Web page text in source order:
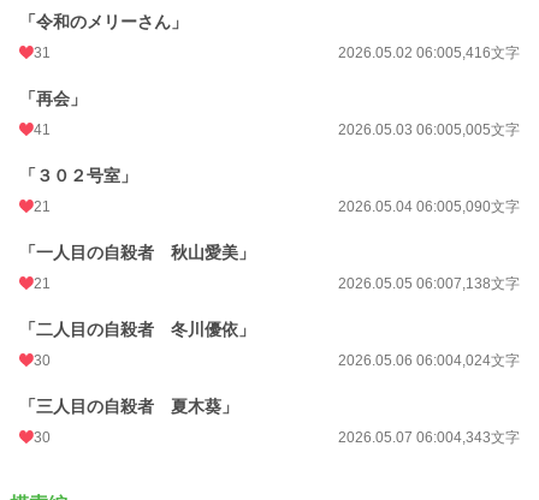
「令和のメリーさん」
31 2026.05.02 06:005,416文字
「再会」
41 2026.05.03 06:005,005文字
「３０２号室」
21 2026.05.04 06:005,090文字
「一人目の自殺者 秋山愛美」
21 2026.05.05 06:007,138文字
「二人目の自殺者 冬川優依」
30 2026.05.06 06:004,024文字
「三人目の自殺者 夏木葵」
30 2026.05.07 06:004,343文字